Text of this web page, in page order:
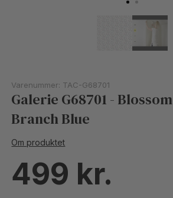
Varenummer: TAC-G68701
Galerie G68701 - Blossom
Branch Blue
Om produktet
499